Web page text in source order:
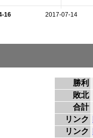
2017-07-14
16
勝利
敗北
合計
リンク
リンク